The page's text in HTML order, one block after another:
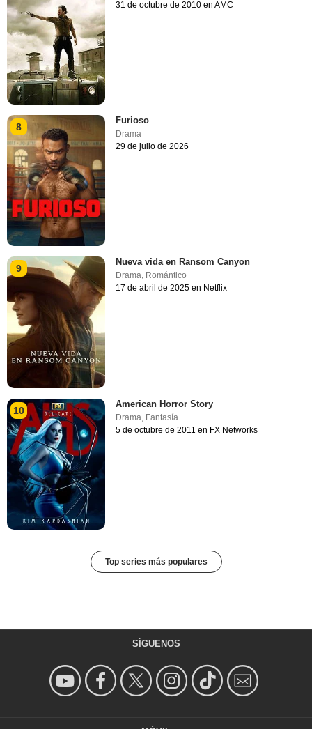
31 de octubre de 2010 en AMC
8
Furioso
Drama
29 de julio de 2026
9
Nueva vida en Ransom Canyon
Drama, Romántico
17 de abril de 2025 en Netflix
10
American Horror Story
Drama Fantasía
5 de octubre de 2011 en FX Networks
Top series más populares
SÍGUENOS